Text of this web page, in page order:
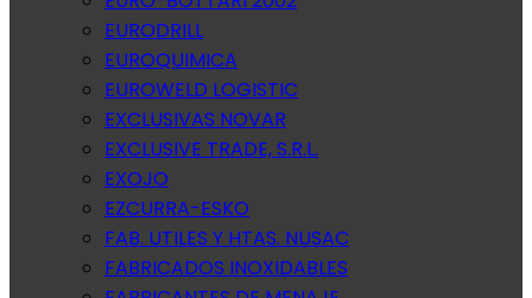
EURODRILL
EUROQUIMICA
EUROWELD LOGISTIC
EXCLUSIVAS NOVAR
EXCLUSIVE TRADE, S.R.L.
EXOJO
EZCURRA-ESKO
FAB. UTILES Y HTAS. NUSAC
FABRICADOS INOXIDABLES